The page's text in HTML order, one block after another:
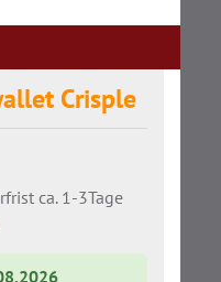
Crisple
ca. 1-3Tage